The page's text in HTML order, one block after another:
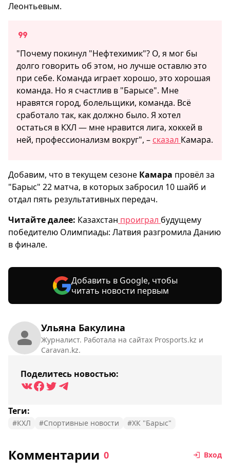
Ульяна Бакулина
Журналист. Работала на сайтах Prosports.kz и
Caravan.kz.
Поделитесь новостью:
Теги:
#КХЛ #Спортивные новости #ХК "Барыс"
Леонтьевым.
"Почему покинул "Нефтехимик"? О, я мог бы
долго говорить об этом, но лучше оставлю это
при себе. Команда играет хорошо, это хорошая
команда. Но я счастлив в "Барысе". Мне
нравятся город, болельщики, команда. Всё
сработало так, как должно было. Я хотел
остаться в КХЛ — мне нравится лига, хоккей в
ней, профессионализм вокруг", – сказал Камара.
Добавим, что в текущем сезоне Камара провёл за
"Барыс" 22 матча, в которых забросил 10 шайб и
отдал пять результативных передач.
Читайте далее: Казахстан проиграл будущему
победителю Олимпиады: Латвия разгромила Данию
в финале.
Добавить в Google, чтобы
читать новости первым
Комментарии 0 Вход